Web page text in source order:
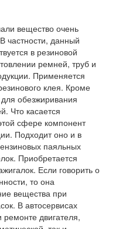
вещество очень
частности, данный
в резиновой
ремней, труб и
Применяется
клея. Кроме
обезжиривания
Что касается
сфере компонент
Подходит оно и в
паяльных
Приобретается
Если говорить о
то она
вещества при
В автосервисах
двигателя,